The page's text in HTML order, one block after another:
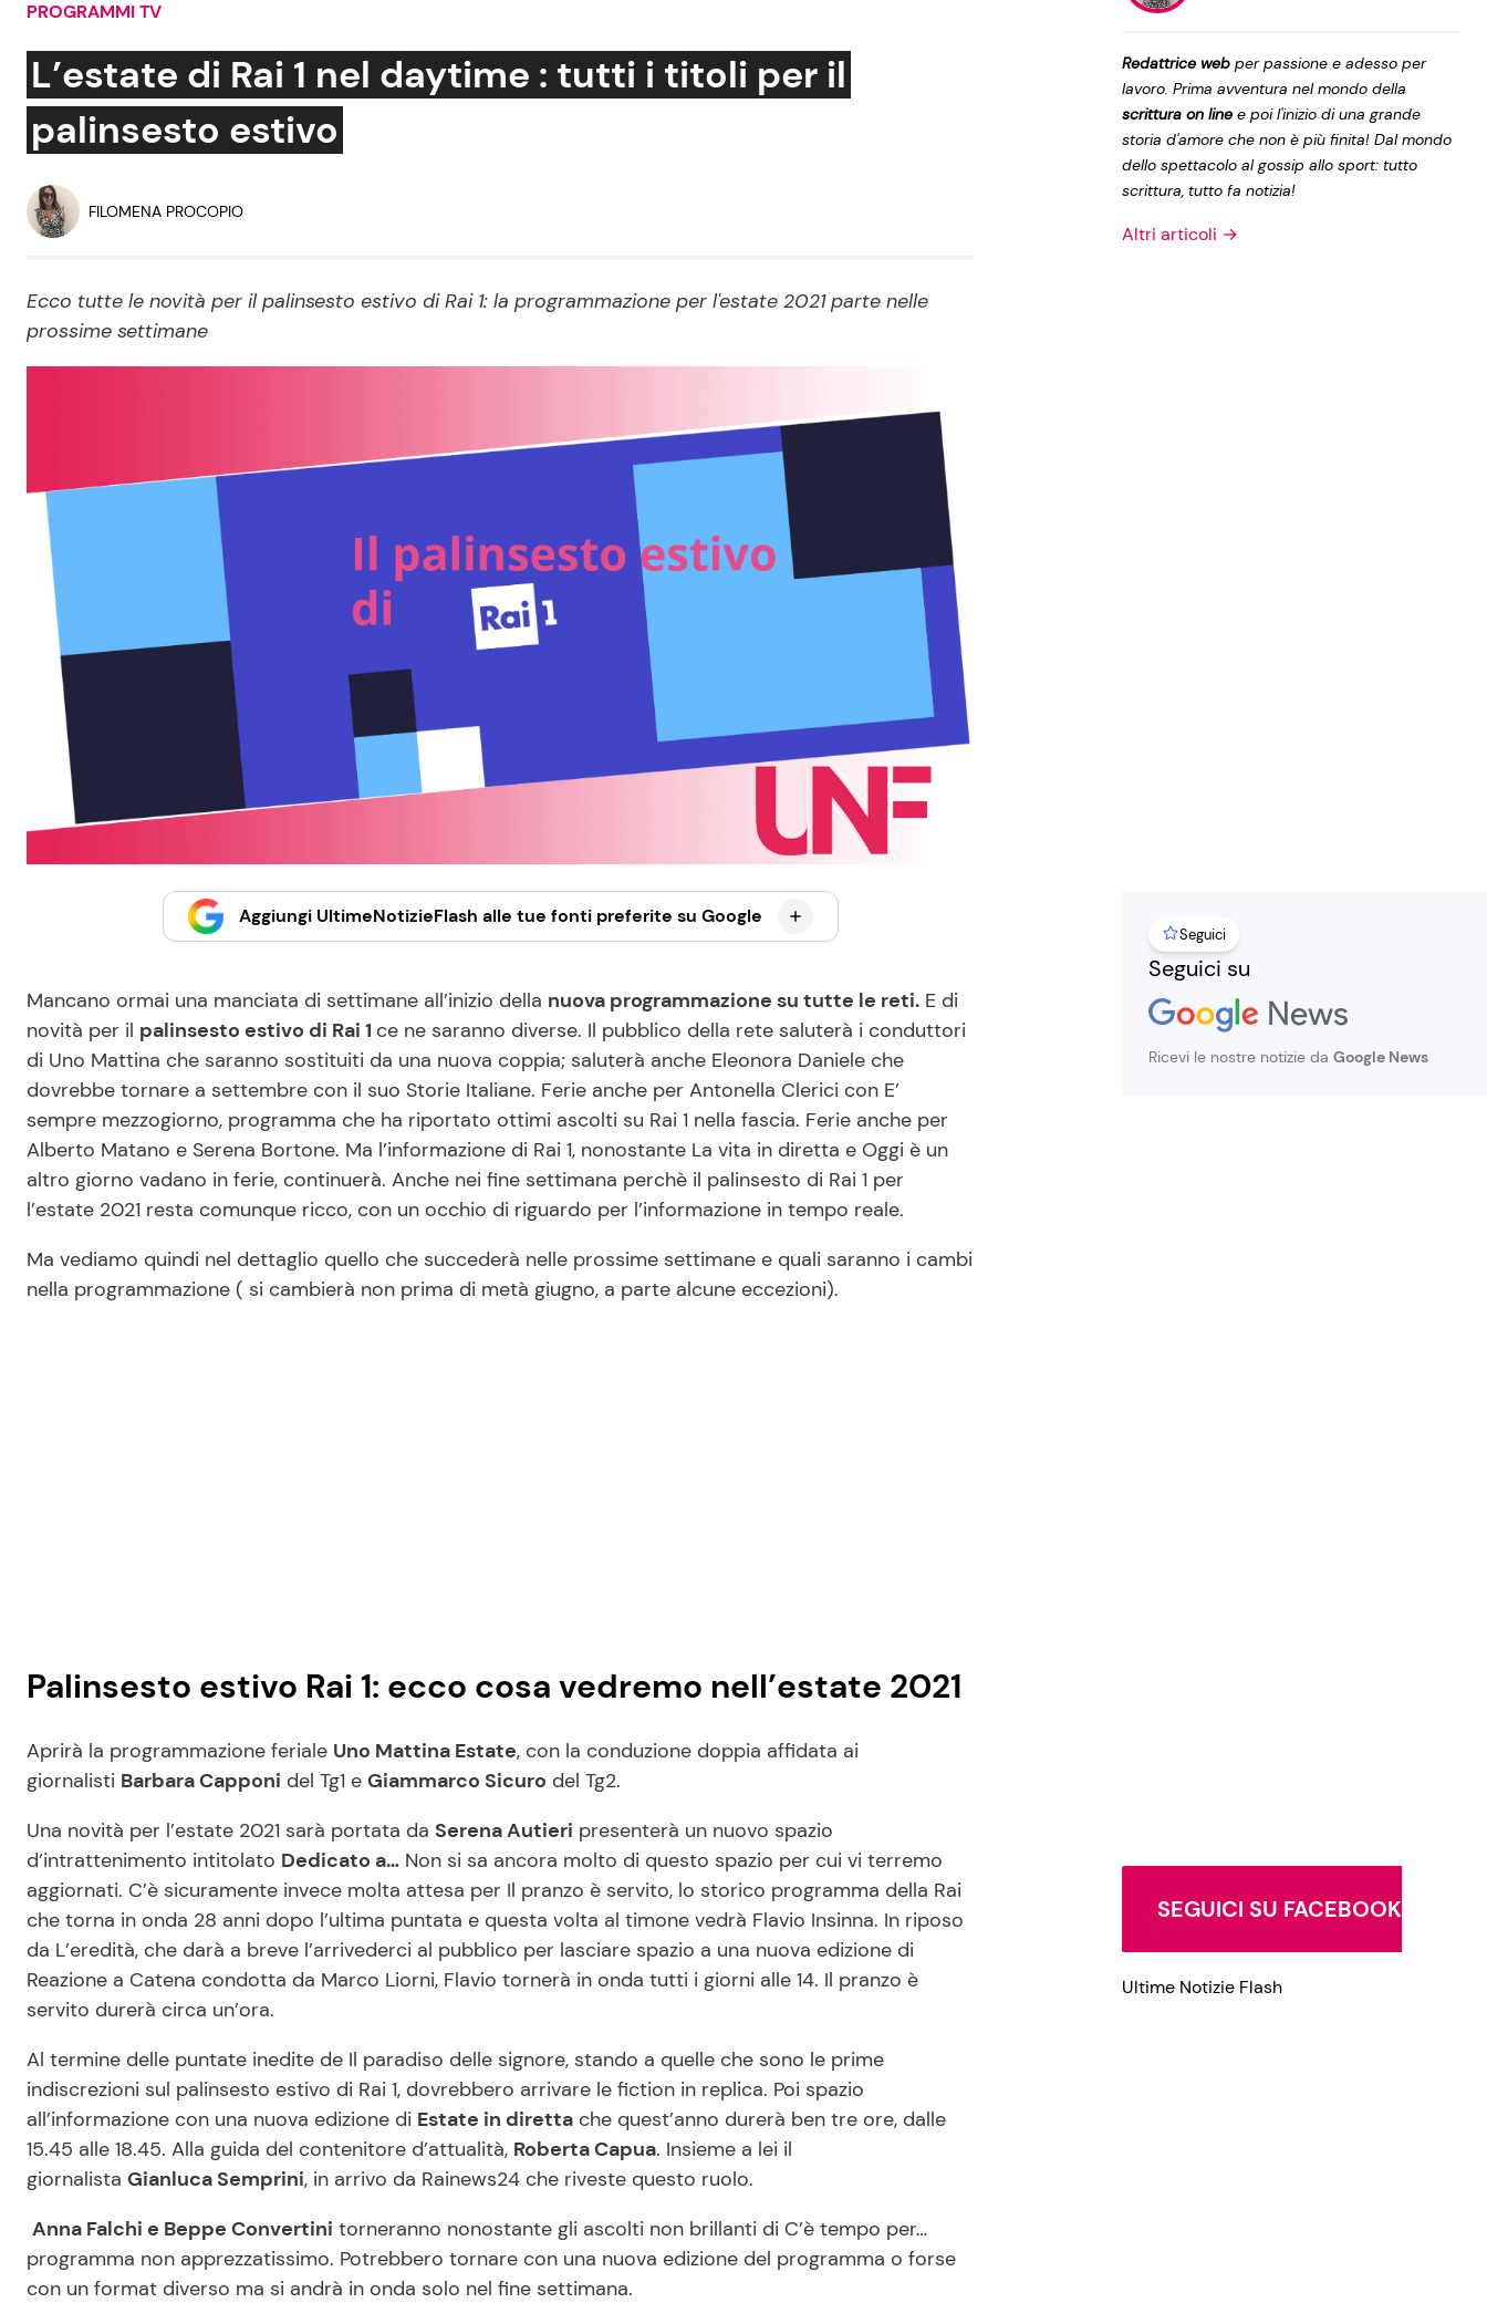
Social News
News dal mondo
Mondo Mamma
Salute
Festività
Le Ricette in TV
Ricette Facili e Veloci
Ricette per Bambini
Privacy Policy
PROGRAMMI TV
L’estate di Rai 1 nel daytime : tutti i titoli per il
palinsesto estivo
FILOMENA PROCOPIO
Ecco tutte le novità per il palinsesto estivo di Rai 1: la programmazione per l'estate 2021 parte nelle
prossime settimane
Aggiungi UltimeNotizieFlash alle tue fonti preferite su Google
Mancano ormai una manciata di settimane all’inizio della nuova programmazione su tutte le reti. E di
novità per il palinsesto estivo di Rai 1 ce ne saranno diverse. Il pubblico della rete saluterà i conduttori
di Uno Mattina che saranno sostituiti da una nuova coppia; saluterà anche Eleonora Daniele che
dovrebbe tornare a settembre con il suo Storie Italiane. Ferie anche per Antonella Clerici con E’
sempre mezzogiorno, programma che ha riportato ottimi ascolti su Rai 1 nella fascia. Ferie anche per
Alberto Matano e Serena Bortone. Ma l’informazione di Rai 1, nonostante La vita in diretta e Oggi è un
altro giorno vadano in ferie, continuerà. Anche nei fine settimana perchè il palinsesto di Rai 1 per
l’estate 2021 resta comunque ricco, con un occhio di riguardo per l’informazione in tempo reale.
Ma vediamo quindi nel dettaglio quello che succederà nelle prossime settimane e quali saranno i cambi
nella programmazione ( si cambierà non prima di metà giugno, a parte alcune eccezioni).
Palinsesto estivo Rai 1: ecco cosa vedremo nell’estate 2021
Aprirà la programmazione feriale Uno Mattina Estate, con la conduzione doppia affidata ai
giornalisti Barbara Capponi del Tg1 e Giammarco Sicuro del Tg2.
Una novità per l’estate 2021 sarà portata da Serena Autieri presenterà un nuovo spazio
d’intrattenimento intitolato Dedicato a… Non si sa ancora molto di questo spazio per cui vi terremo
aggiornati. C’è sicuramente invece molta attesa per Il pranzo è servito, lo storico programma della Rai
che torna in onda 28 anni dopo l’ultima puntata e questa volta al timone vedrà Flavio Insinna. In riposo
da L’eredità, che darà a breve l’arrivederci al pubblico per lasciare spazio a una nuova edizione di
Reazione a Catena condotta da Marco Liorni, Flavio tornerà in onda tutti i giorni alle 14. Il pranzo è
servito durerà circa un’ora.
Al termine delle puntate inedite de Il paradiso delle signore, stando a quelle che sono le prime
indiscrezioni sul palinsesto estivo di Rai 1, dovrebbero arrivare le fiction in replica. Poi spazio
all’informazione con una nuova edizione di Estate in diretta che quest’anno durerà ben tre ore, dalle
15.45 alle 18.45. Alla guida del contenitore d’attualità, Roberta Capua. Insieme a lei il
giornalista Gianluca Semprini, in arrivo da Rainews24 che riveste questo ruolo.
Anna Falchi e Beppe Convertini torneranno nonostante gli ascolti non brillanti di C’è tempo per…
programma non apprezzatissimo. Potrebbero tornare con una nuova edizione del programma o forse
con un format diverso ma si andrà in onda solo nel fine settimana.
Redattrice web per passione e adesso per
lavoro. Prima avventura nel mondo della
scrittura on line e poi l'inizio di una grande
storia d'amore che non è più finita! Dal mondo
dello spettacolo al gossip allo sport: tutto
scrittura, tutto fa notizia!
Altri articoli →
Seguici
Seguici su
Ricevi le nostre notizie da Google News
SEGUICI SU FACEBOOK
Ultime Notizie Flash